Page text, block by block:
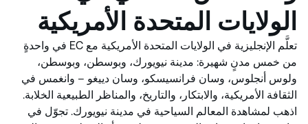
تعلَّم الإنجليزية في الولايات المتحدة الأمريكية مع CE في واحدةٍ
من خمس مدنٍ شهيرة: مدينة نيويورك، وبوسطن، وبوسطن،
ولوس أنجلوس، وسان فرانسيسكو، وسان دييغو – وانغمس في
الثقافة الأمريكية، والابتكار، والتاريخ، والمناظر الطبيعية الخلابة.
اذهب لمشاهدة المعالم السياحية في مدينة نيويورك. تجوّل في
الولايات المتحدة الأمريكية